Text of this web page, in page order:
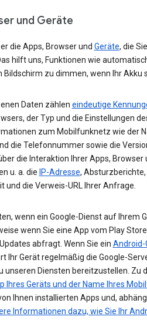
und Geräte
die Apps, Browser und Geräte, die
hilft uns, Funktionen wie
Bildschirm zu dimmen, wenn Ihr Akku
Daten zählen eindeutige
der Typ und die Einstellungen
zum Mobilfunknetz wie der
die Telefonnummer sowie die
die Interaktion Ihrer Apps, Browser
u. a. die IP-Adresse,
und die Verweis-URL Ihrer Anfrage.
wenn ein Google-Dienst auf Ihrem
wenn Sie eine App vom Play
abfragt. Wenn Sie ein Android-
Ihr Gerät regelmäßig die Google-
unseren Diensten bereitzustellen. Zu
Ihres Geräts und der Name Ihres
Ihnen installierten Apps und,
Informationen dazu, wie Sie Ihr